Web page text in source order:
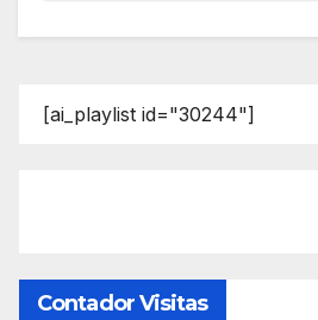
[ai_playlist id="30244"]
Contador Visitas